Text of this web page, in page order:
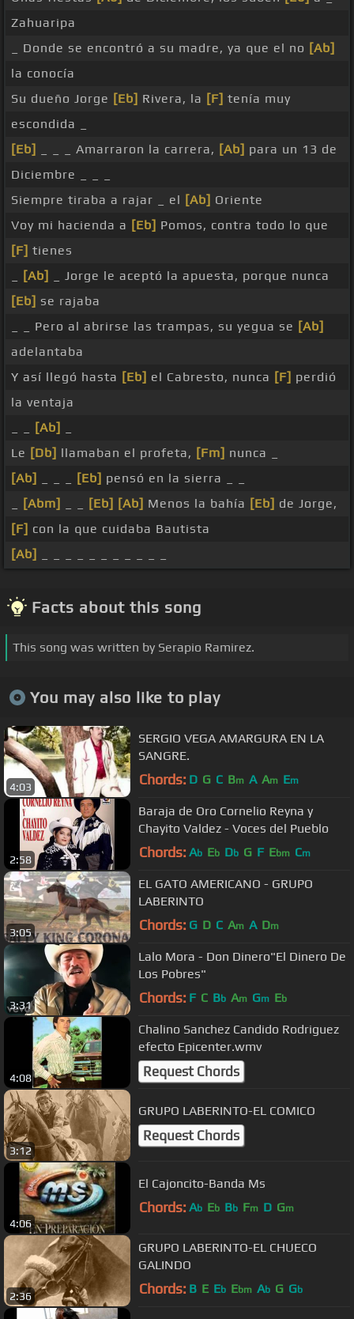
Zahuaripa
_ Donde se encontró a su madre, ya que el no [Ab]
la conocía
Su dueño Jorge [Eb] Rivera, la [F] tenía muy
escondida _
[Eb]
_ _ _ Amarraron la carrera, [Ab] para un 13 de
Diciembre _ _ _
Siempre tiraba a rajar _ el [Ab] Oriente
Voy mi hacienda a [Eb] Pomos, contra todo lo que
[F] tienes
[Ab]
_ Jorge le aceptó la apuesta, porque nunca
[Eb] se rajaba
_ _ Pero al abrirse las trampas, su yegua se [Ab]
adelantaba
Y así llegó hasta [Eb] el Cabresto, nunca [F] perdió
la ventaja
[Ab]
Le [Db] llamaban el profeta, [Fm] nunca _
[Ab]
[Eb] pensó en la sierra _ _
[Abm] [Eb] [Ab] Menos la bahía [Eb] de Jorge,
[F] con la que cuidaba Bautista
[Ab]
Facts about this song
This song was written by Serapio Ramirez.
You may also like to play
4:03
SERGIO VEGA AMARGURA EN LA
SANGRE.
Chords: D G C Bm A Am Em
2:58
Baraja de Oro Cornelio Reyna y
Chayito Valdez - Voces del Pueblo
Chords: Ab Eb Db G F Ebm Cm
3:05
EL GATO AMERICANO - GRUPO
LABERINTO
Chords: G D C Am A Dm
3:31
Lalo Mora - Don Dinero"El Dinero De
Los Pobres"
Chords: F C Bb Am Gm Eb
4:08
Chalino Sanchez Candido Rodriguez
efecto Epicenter.wmv
Request Chords
3:12
GRUPO LABERINTO-EL COMICO
Request Chords
4:06
El Cajoncito-Banda Ms
Chords: Ab Eb Bb Fm D Gm
2:36
GRUPO LABERINTO-EL CHUECO
GALINDO
Chords: B E Eb Ebm Ab G Gb